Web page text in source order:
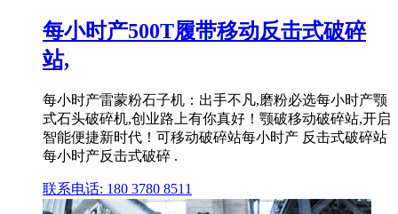
每小时产500T履带移动反击式破碎
站,
每小时产雷蒙粉石子机：出手不凡,磨粉必选每小时产颚
式石头破碎机,创业路上有你真好！颚破移动破碎站,开启
智能便捷新时代！可移动破碎站每小时产 反击式破碎站
每小时产反击式破碎 .
联系电话: 180 3780 8511